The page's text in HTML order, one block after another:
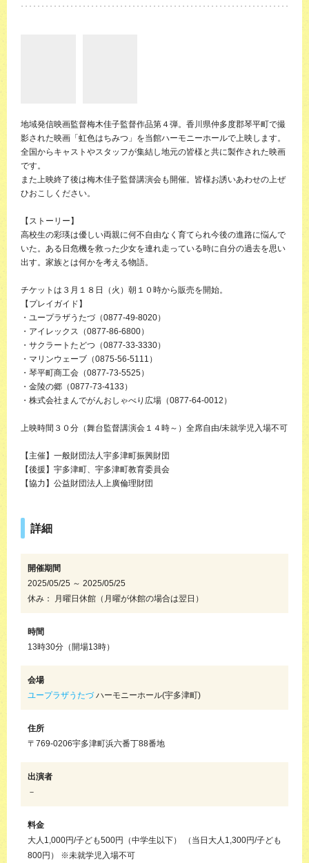
地域発信映画監督梅木佳子監督作品第４弾。香川県仲多度郡琴平町で撮
影された映画「虹色はちみつ」を当館ハーモニーホールで上映します。
全国からキャストやスタッフが集結し地元の皆様と共に製作された映画
です。
また上映終了後は梅木佳子監督講演会も開催。皆様お誘いあわせの上ぜ
ひおこしください。
【ストーリー】
高校生の彩瑛は優しい両親に何不自由なく育てられ今後の進路に悩んで
いた。ある日危機を救った少女を連れ走っている時に自分の過去を思い
出す。家族とは何かを考える物語。
チケットは３月１８日（火）朝１０時から販売を開始。
【プレイガイド】
・ユープラザうたづ（0877-49-8020）
・アイレックス（0877-86-6800）
・サクラートたどつ（0877-33-3330）
・マリンウェーブ（0875-56-5111）
・琴平町商工会（0877-73-5525）
・金陵の郷（0877-73-4133）
・株式会社まんでがんおしゃべり広場（0877-64-0012）
上映時間３０分（舞台監督講演会１４時～）全席自由/未就学児入場不可
【主催】一般財団法人宇多津町振興財団
【後援】宇多津町、宇多津町教育委員会
【協力】公益財団法人上廣倫理財団
詳細
開催期間
2025/05/25 ～ 2025/05/25
休み： 月曜日休館（月曜が休館の場合は翌日）
時間
13時30分（開場13時）
会場
ユープラザうたづハーモニーホール(宇多津町)
住所
〒769-0206宇多津町浜六番丁88番地
出演者
－
料金
大人1,000円/子ども500円（中学生以下） （当日大人1,300円/子ども
800円） ※未就学児入場不可